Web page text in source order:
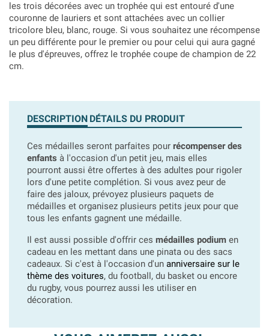
les trois décorées avec un trophée qui est entouré d'une
couronne de lauriers et sont attachées avec un collier
tricolore bleu, blanc, rouge. Si vous souhaitez une récompense
un peu différente pour le premier ou pour celui qui aura gagné
le plus d'épreuves, offrez le trophée coupe de champion de 22
cm.
DESCRIPTION DÉTAILS DU PRODUIT
Ces médailles seront parfaites pour récompenser des
enfants à l'occasion d'un petit jeu, mais elles
pourront aussi être offertes à des adultes pour rigoler
lors d'une petite complétion. Si vous avez peur de
faire des jaloux, prévoyez plusieurs paquets de
médailles et organisez plusieurs petits jeux pour que
tous les enfants gagnent une médaille.
Il est aussi possible d'offrir ces médailles podium en
cadeau en les mettant dans une pinata ou des sacs
cadeaux. Si c'est à l'occasion d'un anniversaire sur le
thème des voitures, du football, du basket ou encore
du rugby, vous pourrez aussi les utiliser en
décoration.